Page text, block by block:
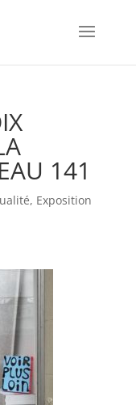
141
, Exposition